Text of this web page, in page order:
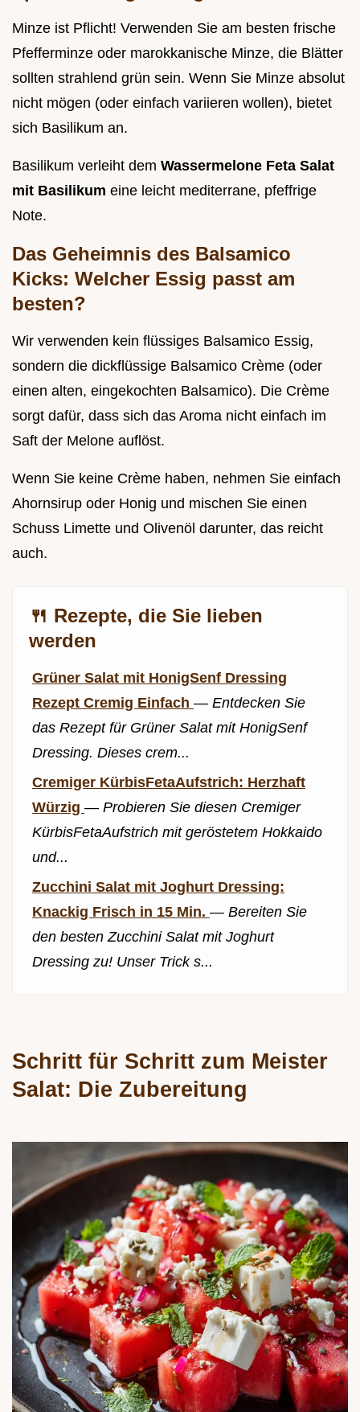
Minze ist Pflicht! Verwenden Sie am besten frische
Pfefferminze oder marokkanische Minze, die Blätter
sollten strahlend grün sein. Wenn Sie Minze absolut
nicht mögen (oder einfach variieren wollen), bietet
sich Basilikum an.
Basilikum verleiht dem Wassermelone Feta Salat
mit Basilikum eine leicht mediterrane, pfeffrige
Note.
Das Geheimnis des Balsamico
Kicks: Welcher Essig passt am
besten?
Wir verwenden kein flüssiges Balsamico Essig,
sondern die dickflüssige Balsamico Crème (oder
einen alten, eingekochten Balsamico). Die Crème
sorgt dafür, dass sich das Aroma nicht einfach im
Saft der Melone auflöst.
Wenn Sie keine Crème haben, nehmen Sie einfach
Ahornsirup oder Honig und mischen Sie einen
Schuss Limette und Olivenöl darunter, das reicht
auch.
🍴 Rezepte, die Sie lieben
werden
Grüner Salat mit HonigSenf Dressing
Rezept Cremig Einfach — Entdecken Sie
das Rezept für Grüner Salat mit HonigSenf
Dressing. Dieses crem...
Cremiger KürbisFetaAufstrich: Herzhaft
Würzig — Probieren Sie diesen Cremiger
KürbisFetaAufstrich mit geröstetem Hokkaido
und...
Zucchini Salat mit Joghurt Dressing:
Knackig Frisch in 15 Min. — Bereiten Sie
den besten Zucchini Salat mit Joghurt
Dressing zu! Unser Trick s...
Schritt für Schritt zum Meister
Salat: Die Zubereitung